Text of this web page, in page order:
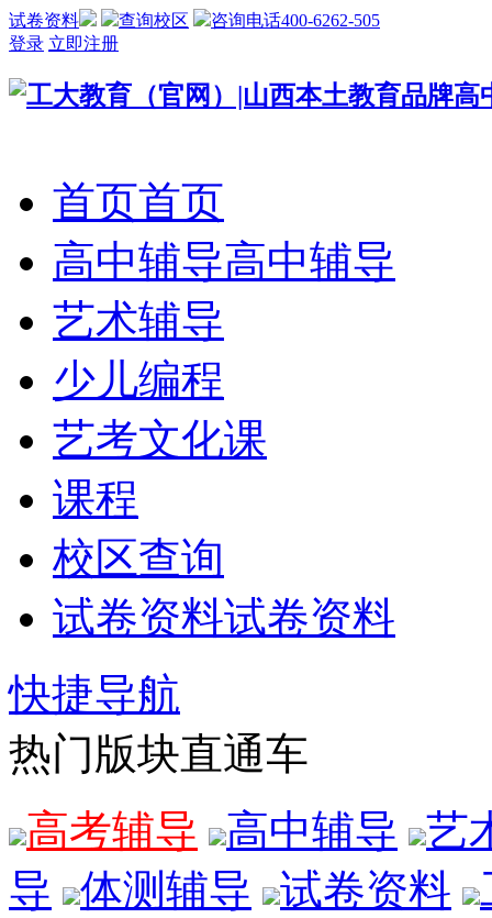
试卷资料 查询校区
咨询电话400-6262-505
登录 立即注册
首页首页
高中辅导高中辅导
艺术辅导
少儿编程
艺考文化课
课程
校区查询
试卷资料试卷资料
快捷导航
热门版块直通车
高考辅导
高中辅导
艺
导
体测辅导 试卷资料